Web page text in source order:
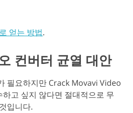
얻는 방법.
컨버터 균열 대안
필요하지만 Crack Movavi Video
고 싶지 않다면 절대적으로 무
입니다.